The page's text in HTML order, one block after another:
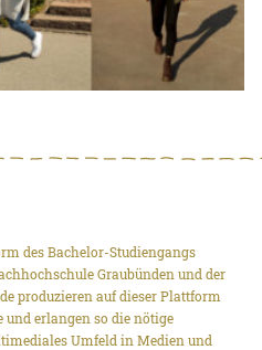
des Bachelor-Studiengangs
Graubünden und der
produzieren auf dieser Plattform
erlangen so die nötige
Umfeld in Medien und